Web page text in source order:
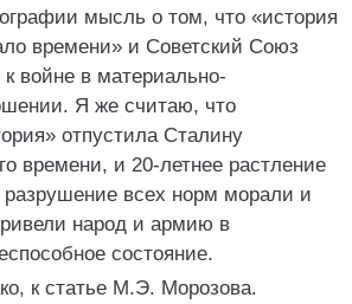
мысль о том, что «история
времени» и Советский Союз
к войне в материально-
Я же считаю, что
отпустила Сталину
времени, и 20-летнее растление
разрушение всех норм морали и
народ и армию в
состояние.
к статье М.Э. Морозова.